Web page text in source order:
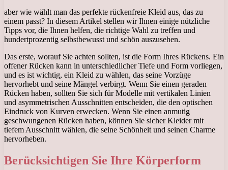
aber wie wählt man das perfekte rückenfreie Kleid aus, das zu
einem passt? In diesem Artikel stellen wir Ihnen einige nützliche
Tipps vor, die Ihnen helfen, die richtige Wahl zu treffen und
hundertprozentig selbstbewusst und schön auszusehen.
Das erste, worauf Sie achten sollten, ist die Form Ihres Rückens. Ein
offener Rücken kann in unterschiedlicher Tiefe und Form vorliegen,
und es ist wichtig, ein Kleid zu wählen, das seine Vorzüge
hervorhebt und seine Mängel verbirgt. Wenn Sie einen geraden
Rücken haben, sollten Sie sich für Modelle mit vertikalen Linien
und asymmetrischen Ausschnitten entscheiden, die den optischen
Eindruck von Kurven erwecken. Wenn Sie einen anmutig
geschwungenen Rücken haben, können Sie sicher Kleider mit
tiefem Ausschnitt wählen, die seine Schönheit und seinen Charme
hervorheben.
Berücksichtigen Sie Ihre Körperform